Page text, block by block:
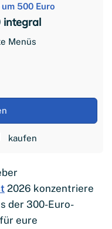
500 Euro
integral
Menüs
kaufen
2026 konzentriere
der 300-Euro-
eure